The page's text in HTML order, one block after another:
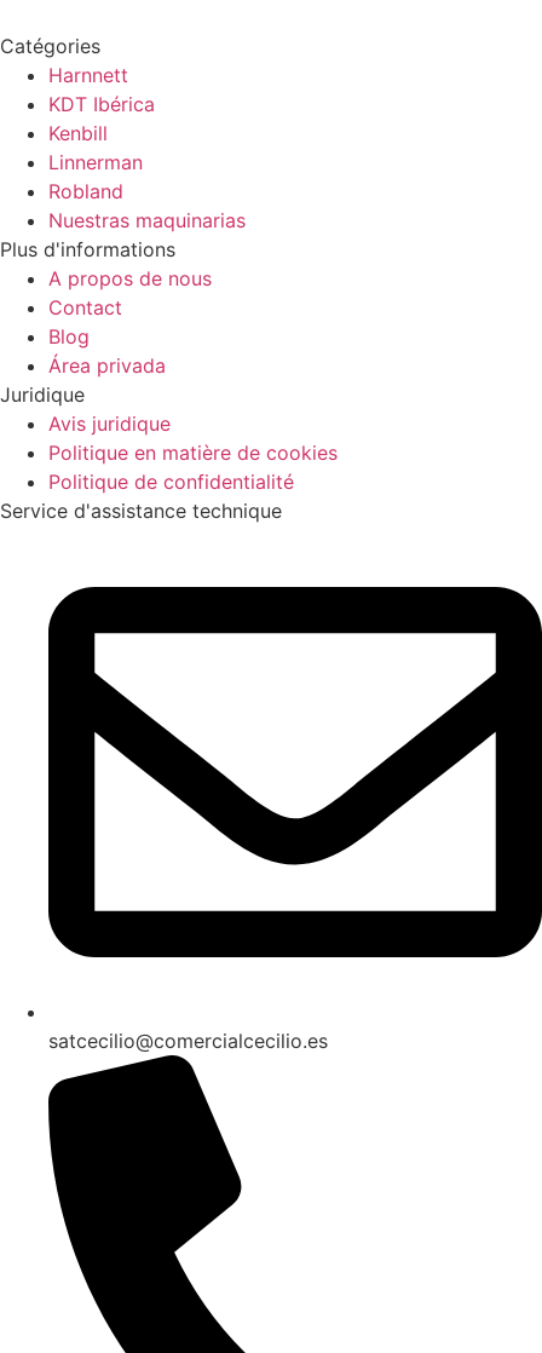
Catégories
Harnnett
KDT Ibérica
Kenbill
Linnerman
Robland
Nuestras maquinarias
Plus d'informations
A propos de nous
Contact
Blog
Área privada
Juridique
Avis juridique
Politique en matière de cookies
Politique de confidentialité
Service d'assistance technique
satcecilio@comercialcecilio.es